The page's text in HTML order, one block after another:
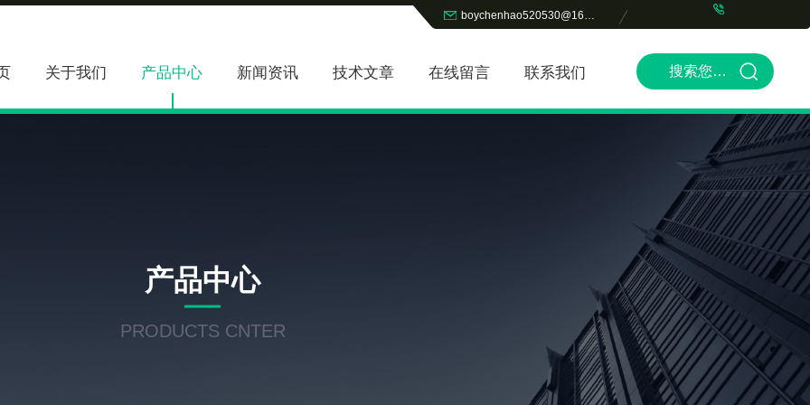
boychenhao520530@163.com
关于我们 产品中心 新闻资讯 技术文章 在线留言 联系我们
产品中心
PRODUCTS CNTER